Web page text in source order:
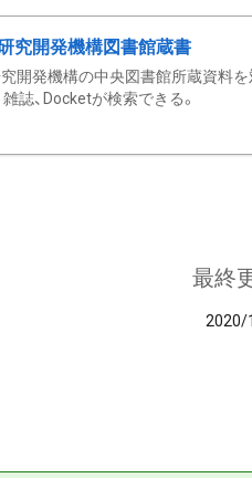
究開発機構図書館蔵書
開発機構の中央図書館所蔵資料
雑誌、Docketが検索できる。
最終
2020/